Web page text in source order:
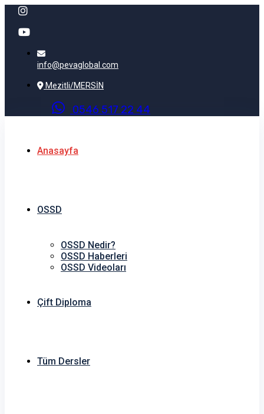
info@pevaglobal.com
Mezitli/MERSİN
0546 517 22 44
Anasayfa
OSSD
OSSD Nedir?
OSSD Haberleri
OSSD Videoları
Çift Diploma
Tüm Dersler